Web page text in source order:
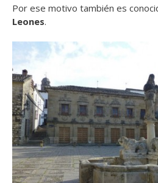
Por ese motivo también es
Leones.